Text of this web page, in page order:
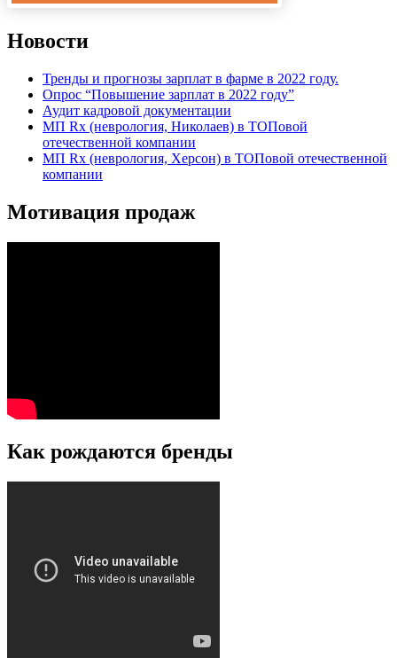
Новости
Тренды и прогнозы зарплат в фарме в 2022 году.
Опрос “Повышение зарплат в 2022 году”
Аудит кадровой документации
МП Rx (неврология, Николаев) в ТОПовой
отечественной компании
МП Rx (неврология, Херсон) в ТОПовой отечественной
компании
Мотивация продаж
Как рождаются бренды